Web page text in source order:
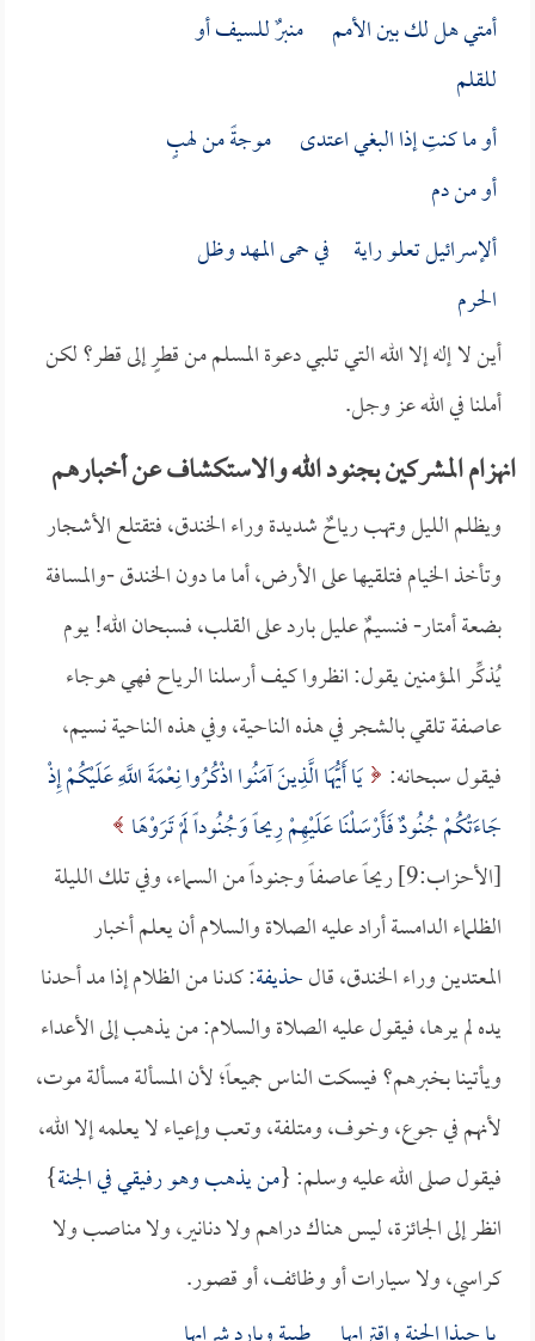
أمتي هل لك بين الأمم منبرٌ للسيف أو
للقلم
أو ما كنتِ إذا البغي اعتدى موجةً من لهبٍ
أو من دم
ألإسرائيل تعلو راية في حمى المهد وظل
الحرم
أين لا إله إلا الله التي تلبي دعوة المسلم من قطرٍ إلى قطر؟ لكن
أملنا في الله عز وجل.
انهزام المشركين بجنود الله والاستكشاف عن أخبارهم
ويظلم الليل وتهب رياحٌ شديدة وراء الخندق، فتقتلع الأشجار
وتأخذ الخيام فتلقيها على الأرض، أما ما دون الخندق -والمسافة
بضعة أمتار- فنسيمٌ عليل بارد على القلب، فسبحان الله! يوم
يُذكِّر المؤمنين يقول: انظروا كيف أرسلنا الرياح فهي هوجاء
عاصفة تلقي بالشجر في هذه الناحية، وفي هذه الناحية نسيم،
فيقول سبحانه: يَا أَيُّهَا الَّذِينَ آمَنُوا اذْكُرُوا نِعْمَةَ اللَّهِ عَلَيْكُمْ إِذْ
جَاءَتْكُمْ جُنُودٌ فَأَرْسَلْنَا عَلَيْهِمْ رِيحاً وَجُنُوداً لَمْ تَرَوْهَا
[الأحزاب:9] ريحاً عاصفاً وجنوداً من السماء، وفي تلك الليلة
الظلماء الدامسة أراد عليه الصلاة والسلام أن يعلم أخبار
المعتدين وراء الخندق، قالحذيفة: كدنا من الظلام إذا مد أحدنا
يده لم يرها، فيقول عليه الصلاة والسلام: من يذهب إلى الأعداء
ويأتينا بخبرهم؟ فيسكت الناس جميعاً؛ لأن المسألة مسألة موت،
لأنهم في جوع، وخوف، ومتلفة، وتعب وإعياء لا يعلمه إلا الله،
فيقول صلى الله عليه وسلم: {من يذهب وهو رفيقي في الجنة}
انظر إلى الجائزة، ليس هناك دراهم ولا دنانير، ولا مناصب ولا
كراسي، ولا سيارات أو وظائف، أو قصور.